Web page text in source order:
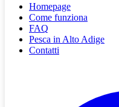
Homepage
Come funziona
FAQ
Pesca in Alto Adige
Contatti